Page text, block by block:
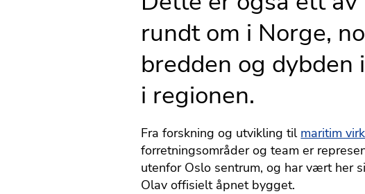
rundt om i Norge,
bredden og
i regionen.
Fra forskning og utvikling til maritim
forretningsområder og team er
utenfor Oslo sentrum, og har vært her
Olav offisielt åpnet bygget.